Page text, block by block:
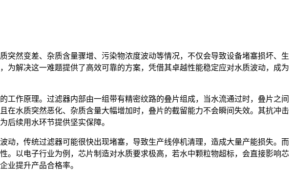
然变差、杂质含量骤增、污染物浓度波动等情况，不仅会导致设备堵塞损坏、生
为解决这一难题提供了高效可靠的方案，凭借其卓越性能稳定应对水质波动，成为
作原理。过滤器内部由一组带有精密纹路的叠片组成，当水流通过时，叠片之间
水质突然恶化、杂质含量大幅增加时，叠片的截留能力不会瞬间失效。其抗冲击
后续用水环节提供坚实保障。
，传统过滤器可能很快出现堵塞，导致生产线停机清理，造成大量产能损失。而
以电子行业为例，芯片制造对水质要求极高，若水中颗粒物超标，会直接影响芯
业提升产品合格率。